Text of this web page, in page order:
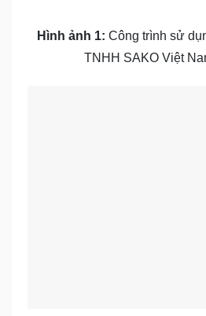
Hình ảnh 1: Công trình sử
TNHH SAKO Việt